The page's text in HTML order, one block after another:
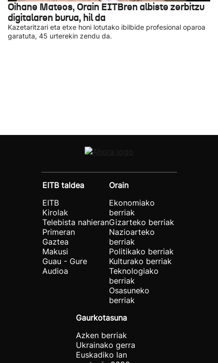
Oihane Mateos, Orain EITBren albiste zerbitzu
digitalaren burua, hil da
Kazetaritzari eta etxe honi lotutako ibilbide profesional oparoa
garatuta, 45 urterekin zendu da.
EITB taldea
EITB
Kirolak
Telebista nahieran
Primeran
Gaztea
Makusi
Guau - Gure
Audioa
Orain
Ekonomiako
berriak
Gizarteko berriak
Nazioarteko
berriak
Politikako berriak
Kulturako berriak
Teknologiako
berriak
Osasuneko
berriak
Gaurkotasuna
Azken berriak
Ukrainako gerra
Euskadiko lan